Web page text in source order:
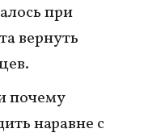
при
вернуть
почему
наравне с